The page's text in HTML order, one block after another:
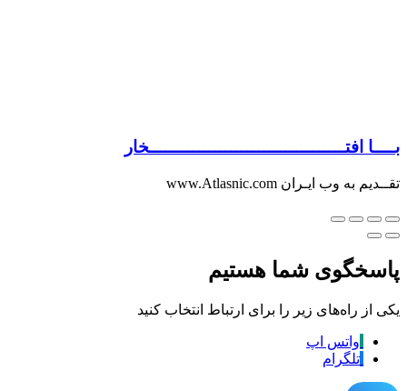
بــــا افتــــــــــــــــــــــــــــــــــــخار
تقــدیم به وب ایـران www.Atlasnic.com
پاسخگوی شما هستیم
یکی از راه‌های زیر را برای ارتباط انتخاب کنید
واتس اپ
تلگرام